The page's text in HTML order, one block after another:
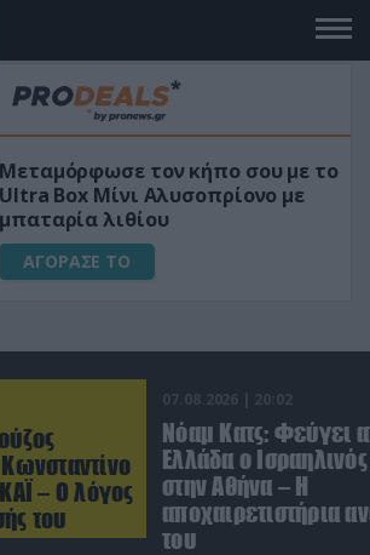
Μεταμόρφωσε τον κήπο σου με το
Ultra Box Μίνι Αλυσοπρίονο με
μπαταρία λιθίου
ΑΓΟΡΑΣΕ ΤΟ
– Ο λόγος
του
07.08.2026 | 20:02
Νόαμ Κατς: Φεύγει
Ελλάδα ο
στην Αθήνα – Η
αποχαιρετιστήρια
του